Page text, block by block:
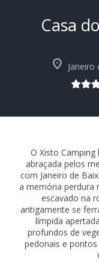
Casa
Janeiro
O Xisto Camping
abraçada pelos
com Janeiro de
a memória perdura
escavado na
antigamente se
límpida
profundos de
pedonais e